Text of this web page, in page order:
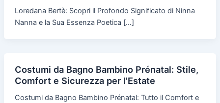
Loredana Bertè: Scopri il Profondo Significato di Ninna
Nanna e la Sua Essenza Poetica […]
Costumi da Bagno Bambino Prénatal: Stile,
Comfort e Sicurezza per l'Estate
Costumi da Bagno Bambino Prénatal: Tutto il Comfort e